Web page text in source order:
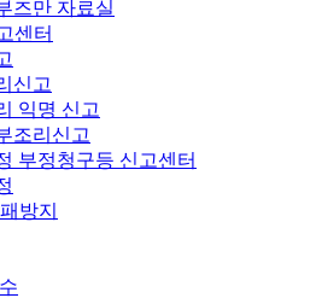
즈만 자료실
센터
신고
익명 신고
조리신고
부정청구등 신고센터
방지